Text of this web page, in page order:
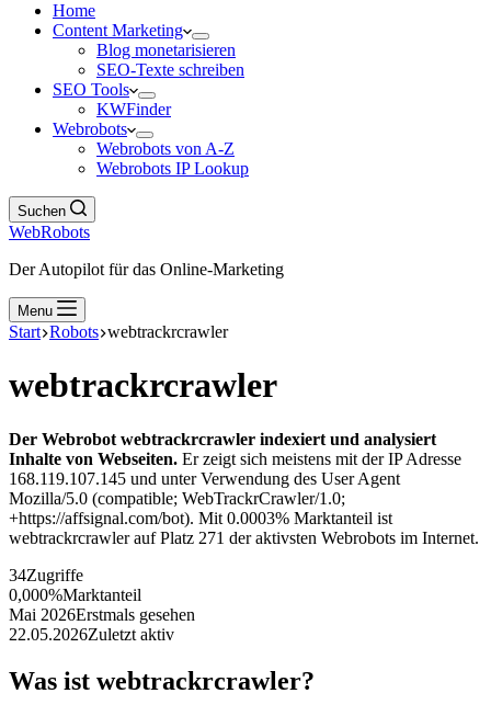
Home
Content Marketing
Blog monetarisieren
SEO-Texte schreiben
SEO Tools
KWFinder
Webrobots
Webrobots von A-Z
Webrobots IP Lookup
Suchen
WebRobots
Der Autopilot für das Online-Marketing
Menu
Start Robots webtrackrcrawler
webtrackrcrawler
Der Webrobot webtrackrcrawler indexiert und analysiert
Inhalte von Webseiten. Er zeigt sich meistens mit der IP Adresse
168.119.107.145 und unter Verwendung des User Agent
Mozilla/5.0 (compatible; WebTrackrCrawler/1.0;
+https://affsignal.com/bot). Mit 0.0003% Marktanteil ist
webtrackrcrawler auf Platz 271 der aktivsten Webrobots im Internet.
34Zugriffe
0,000%Marktanteil
Mai 2026Erstmals gesehen
22.05.2026Zuletzt aktiv
Was ist webtrackrcrawler?